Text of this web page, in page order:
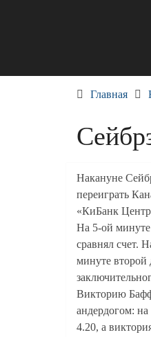
Главная
Накануне
переиграть
«КиБанк
На 5-ой
сравнял счет.
минуте второй
Викторию
андердогом:
4.20, а